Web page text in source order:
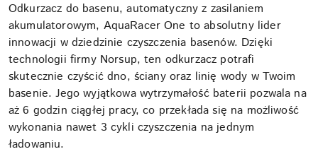
Odkurzacz do basenu, automatyczny z zasilaniem
akumulatorowym, AquaRacer One to absolutny lider
innowacji w dziedzinie czyszczenia basenów. Dzięki
technologii firmy Norsup, ten odkurzacz potrafi
skutecznie czyścić dno, ściany oraz linię wody w Twoim
basenie. Jego wyjątkowa wytrzymałość baterii pozwala na
aż 6 godzin ciągłej pracy, co przekłada się na możliwość
wykonania nawet 3 cykli czyszczenia na jednym
ładowaniu.